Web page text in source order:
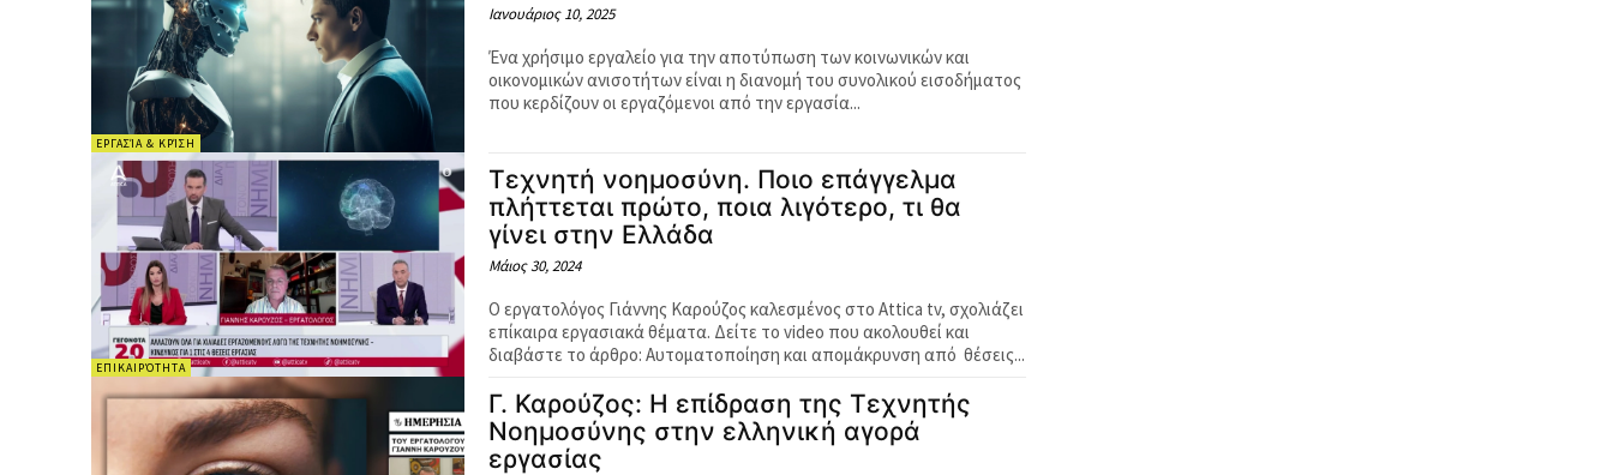
ΕΡΓΑΣΊΑ & ΚΡΊΣΗ
Ιανουάριος 10, 2025
Ένα χρήσιμο εργαλείο για την αποτύπωση των κοινωνικών και
οικονομικών ανισοτήτων είναι η διανομή του συνολικού εισοδήματος
που κερδίζουν οι εργαζόμενοι από την εργασία...
ΕΠΙΚΑΙΡΌΤΗΤΑ
Τεχνητή νοημοσύνη. Ποιο επάγγελμα
πλήττεται πρώτο, ποια λιγότερο, τι θα
γίνει στην Ελλάδα
Μάιος 30, 2024
Ο εργατολόγος Γιάννης Καρούζος καλεσμένος στο Attica tv, σχολιάζει
επίκαιρα εργασιακά θέματα. Δείτε το video που ακολουθεί και
διαβάστε το άρθρο: Αυτοματοποίηση και απομάκρυνση από θέσεις...
Γ. Καρούζος: Η επίδραση της Τεχνητής
Νοημοσύνης στην ελληνική αγορά
εργασίας